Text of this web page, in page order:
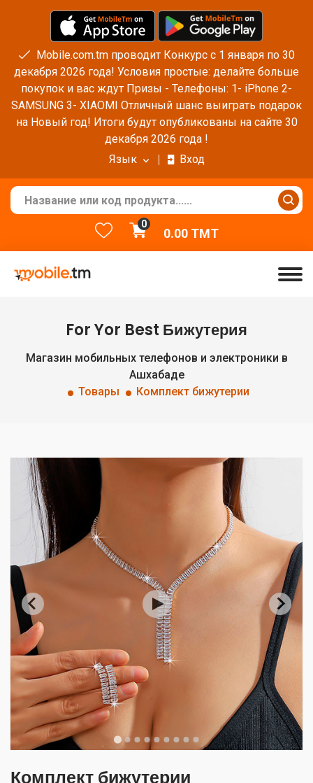
Mobile.com.tm проводит Конкурс с 1 января по 30
декабря 2026 года! Условия простые: делайте больше
покупок и вас ждут Призы - Телефоны: 1- iPhone 2-
SAMSUNG 3- XIAOMI Отличный шанс выиграть подарок
на Новый год! Итоги будут опубликованы на сайте 30
декабря 2026 года !
Язык
Вход
0
0.00TMT
For Yor Best Бижутерия
Магазин мобильных телефонов и электроники в
Ашхабаде
Товары
Комплект бижутерии
Комплект бижутерии